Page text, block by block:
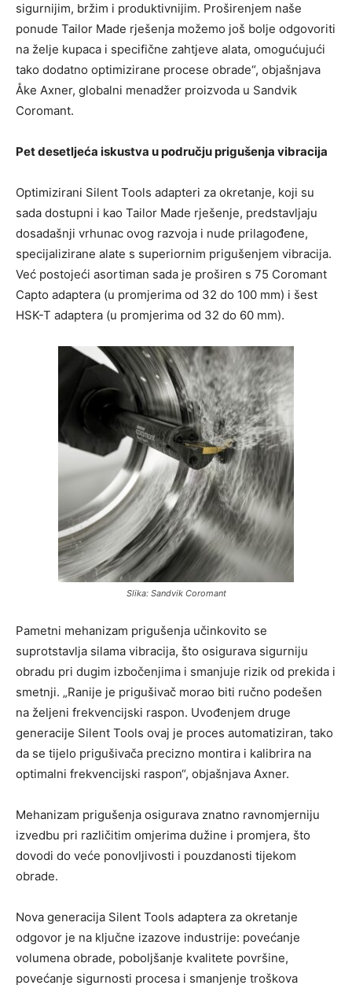
sigurnijim, bržim i produktivnijim. Proširenjem naše
ponude Tailor Made rješenja možemo još bolje odgovoriti
na želje kupaca i specifične zahtjeve alata, omogućujući
tako dodatno optimizirane procese obrade“, objašnjava
Åke Axner, globalni menadžer proizvoda u Sandvik
Coromant.
Pet desetljeća iskustva u području prigušenja vibracija
Optimizirani Silent Tools adapteri za okretanje, koji su
sada dostupni i kao Tailor Made rješenje, predstavljaju
dosadašnji vrhunac ovog razvoja i nude prilagođene,
specijalizirane alate s superiornim prigušenjem vibracija.
Već postojeći asortiman sada je proširen s 75 Coromant
Capto adaptera (u promjerima od 32 do 100 mm) i šest
HSK-T adaptera (u promjerima od 32 do 60 mm).
Slika: Sandvik Coromant
Pametni mehanizam prigušenja učinkovito se
suprotstavlja silama vibracija, što osigurava sigurniju
obradu pri dugim izbočenjima i smanjuje rizik od prekida i
smetnji. „Ranije je prigušivač morao biti ručno podešen
na željeni frekvencijski raspon. Uvođenjem druge
generacije Silent Tools ovaj je proces automatiziran, tako
da se tijelo prigušivača precizno montira i kalibrira na
optimalni frekvencijski raspon“, objašnjava Axner.
Mehanizam prigušenja osigurava znatno ravnomjerniju
izvedbu pri različitim omjerima dužine i promjera, što
dovodi do veće ponovljivosti i pouzdanosti tijekom
obrade.
Nova generacija Silent Tools adaptera za okretanje
odgovor je na ključne izazove industrije: povećanje
volumena obrade, poboljšanje kvalitete površine,
povećanje sigurnosti procesa i smanjenje troškova